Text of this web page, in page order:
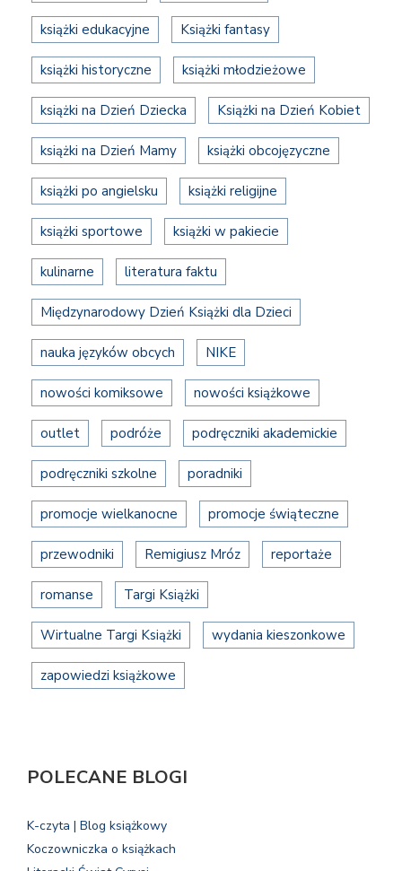
książki edukacyjne Książki fantasy
książki historyczne książki młodzieżowe
książki na Dzień Dziecka Książki na Dzień Kobiet
książki na Dzień Mamy książki obcojęzyczne
książki po angielsku książki religijne
książki sportowe książki w pakiecie
kulinarne literatura faktu
Międzynarodowy Dzień Książki dla Dzieci
nauka języków obcych NIKE
nowości komiksowe nowości książkowe
outlet podróże podręczniki akademickie
podręczniki szkolne poradniki
promocje wielkanocne promocje świąteczne
przewodniki Remigiusz Mróz reportaże
romanse Targi Książki
Wirtualne Targi Książki wydania kieszonkowe
zapowiedzi książkowe
POLECANE BLOGI
K-czyta | Blog książkowy
Koczowniczka o książkach